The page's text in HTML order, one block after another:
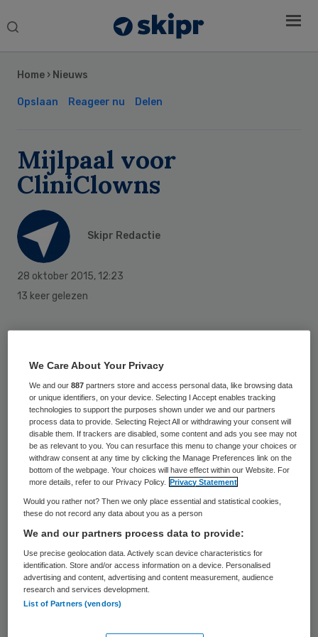
Search
Home › Nieuws
Opslaan Reageer nu Delen
Mijlpaal voor
CliniClowns
Skipr Redactie
28 oktober 2015, 12:23
13 keer gelezen
week haar miljoenste bezoek aan een
ziekenhuis. Plaats van handeling is het
Wilhelmina Kinderziekenhuis in Utrecht,
waar op woensdag 4 november
ambassadeur van de CliniClowns Jack van
Gelder herinneringen ophaalt met onder
anderen Esther Kleinveld. Zij lag 21 jaar
geleden in het ziekenhuis en kreeg toen
bezoek van een clown.
De CliniClowns zijn sinds 1992 actief. Ze
bezoeken kinderen in ziekenhuizen en
zorgen er volgens de organisatie voor dat
,,zieke kinderen weer even kind kunnen zijn”.
Sidebar
We Care About Your Privacy
We and our887 partners store and access personal data, like browsing data
or unique identifiers, on your device. Selecting I Accept enables tracking
technologies to support the purposes shown under we and our partners
process data to provide. Selecting Reject All or withdrawing your consent will
disable them. If trackers are disabled, some content and ads you see may not
be as relevant to you. You can resurface this menu to change your choices or
withdraw consent at any time by clicking the Manage Preferences link on the
bottom of the webpage. Your choices will have effect within our Website. For
more details, refer to our Privacy Policy.
Privacy Statement
Would you rather not? Then we only place essential and statistical cookies,
these do not record any data about you as a person
We and our partners process data to provide:
Use precise geolocation data. Actively scan device characteristics for
identification. Store and/or access information on a device. Personalised
advertising and content, advertising and content measurement, audience
research and services development.
List of Partners (vendors)